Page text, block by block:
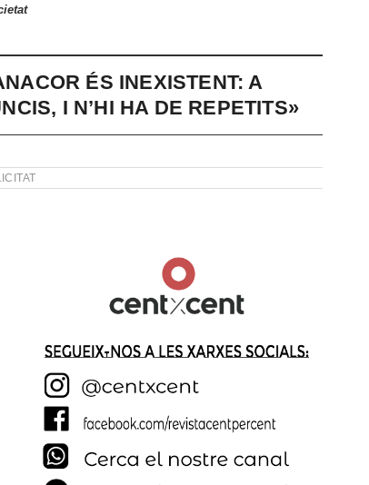
ÉS INEXISTENT: A
I N’HI HA DE REPETITS»